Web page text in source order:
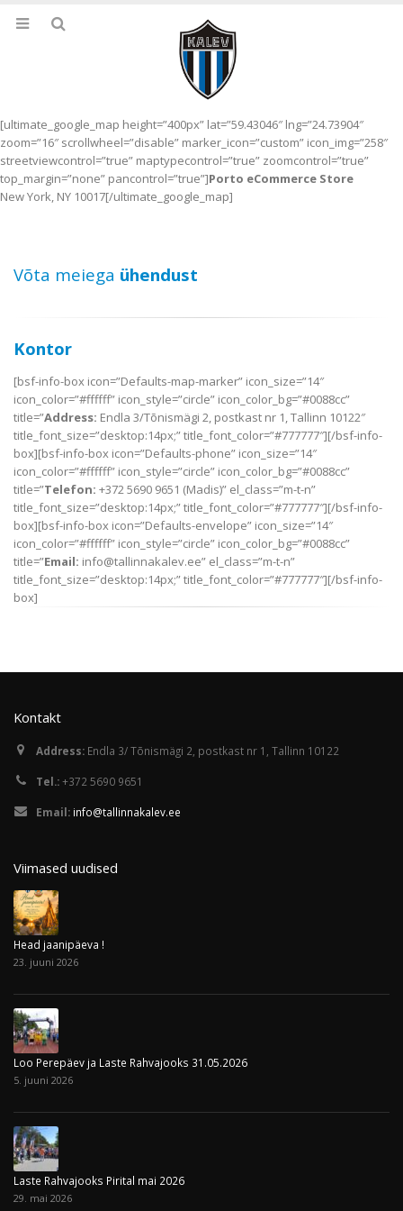
[ultimate_google_map height=”400px” lat=”59.43046″ lng=”24.73904″
zoom=”16″ scrollwheel=”disable” marker_icon=”custom” icon_img=”258″
streetviewcontrol=”true” maptypecontrol=”true” zoomcontrol=”true”
top_margin=”none” pancontrol=”true”]Porto eCommerce Store
New York, NY 10017[/ultimate_google_map]
Võta meiega ühendust
Kontor
[bsf-info-box icon=”Defaults-map-marker” icon_size=”14″
icon_color=”#ffffff” icon_style=”circle” icon_color_bg=”#0088cc”
title=”Address: Endla 3/Tõnismägi 2, postkast nr 1, Tallinn 10122″
title_font_size=”desktop:14px;” title_font_color=”#777777″][/bsf-info-
box][bsf-info-box icon=”Defaults-phone” icon_size=”14″
icon_color=”#ffffff” icon_style=”circle” icon_color_bg=”#0088cc”
title=”Telefon: +372 5690 9651 (Madis)” el_class=”m-t-n”
title_font_size=”desktop:14px;” title_font_color=”#777777″][/bsf-info-
box][bsf-info-box icon=”Defaults-envelope” icon_size=”14″
icon_color=”#ffffff” icon_style=”circle” icon_color_bg=”#0088cc”
title=”Email: info@tallinnakalev.ee” el_class=”m-t-n”
title_font_size=”desktop:14px;” title_font_color=”#777777″][/bsf-info-
box]
Kontakt
Address: Endla 3/ Tõnismägi 2, postkast nr 1, Tallinn 10122
Tel.:+372 5690 9651
Email: info@tallinnakalev.ee
Viimased uudised
Head jaanipäeva !
23. juuni 2026
Loo Perepäev ja Laste Rahvajooks 31.05.2026
5. juuni 2026
Laste Rahvajooks Pirital mai 2026
29. mai 2026